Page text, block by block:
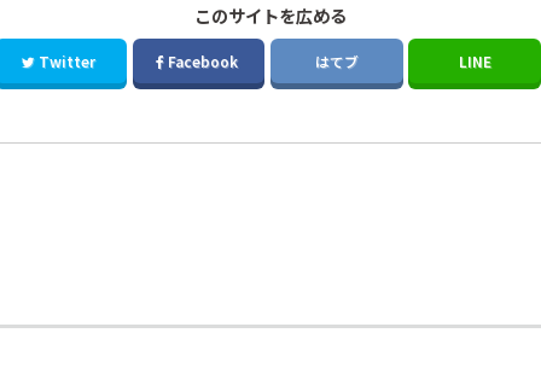
このサイトを広める
Twitter Facebook はてブ LINE